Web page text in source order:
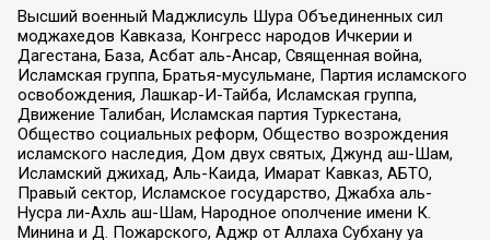
Высший военный Маджлисуль Шура Объединенных сил
моджахедов Кавказа, Конгресс народов Ичкерии и
Дагестана, База, Асбат аль-Ансар, Священная война,
Исламская группа, Братья-мусульмане, Партия исламского
освобождения, Лашкар-И-Тайба, Исламская группа,
Движение Талибан, Исламская партия Туркестана,
Общество социальных реформ, Общество возрождения
исламского наследия, Дом двух святых, Джунд аш-Шам,
Исламский джихад, Аль-Каида, Имарат Кавказ, АБТО,
Правый сектор, Исламское государство, Джабха аль-
Нусра ли-Ахль аш-Шам, Народное ополчение имени К.
Минина и Д. Пожарского, Аджр от Аллаха Субхану уа